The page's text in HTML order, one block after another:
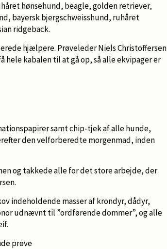
hønsehund, beagle, golden retriever,
bayersk bjergschweisshund, ruhåret
ridgeback.
hjælpere. Prøveleder Niels Christoffersen
kabalen til at gå op, så alle ekvipager er
samt chip-tjek af alle hunde,
den velforberedte morgenmad, inden
og takkede alle for det store arbejde, der
indeholdende masser af krondyr, dådyr,
udnævnt til ”ordførende dommer”, og alle
prøve